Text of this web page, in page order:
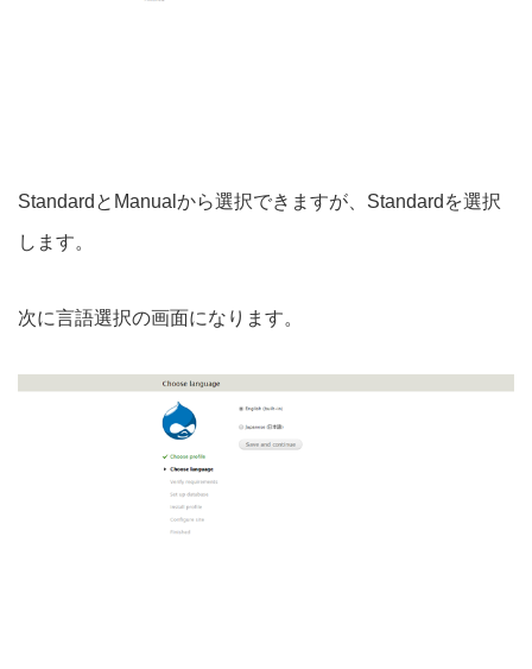
StandardとManualから選択できますが、Standardを選択
します。
次に言語選択の画面になります。